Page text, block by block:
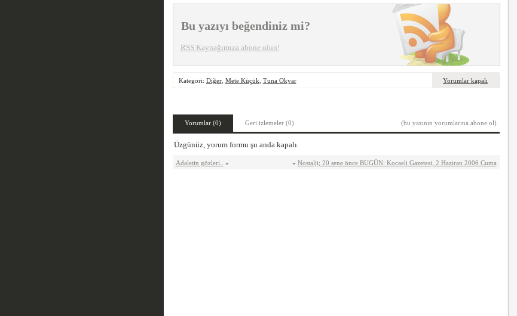
Bu yazıyı beğendiniz mi?
RSS Kaynağımıza abone olun!
Kategori: Diğer, Mete Küçük Tuna Okyar Yorumlar kapalı
Yorumlar (0) Geri izlemeler (0) (bu yazının yorumlarına abone ol)
Üzgünüz, yorum formu şu anda kapalı.
Adaletin gözleri.. » « Nostalji; 20 sene önce BUGÜN: Kocaeli Gazetesi, 2 Haziran 2006 Cuma